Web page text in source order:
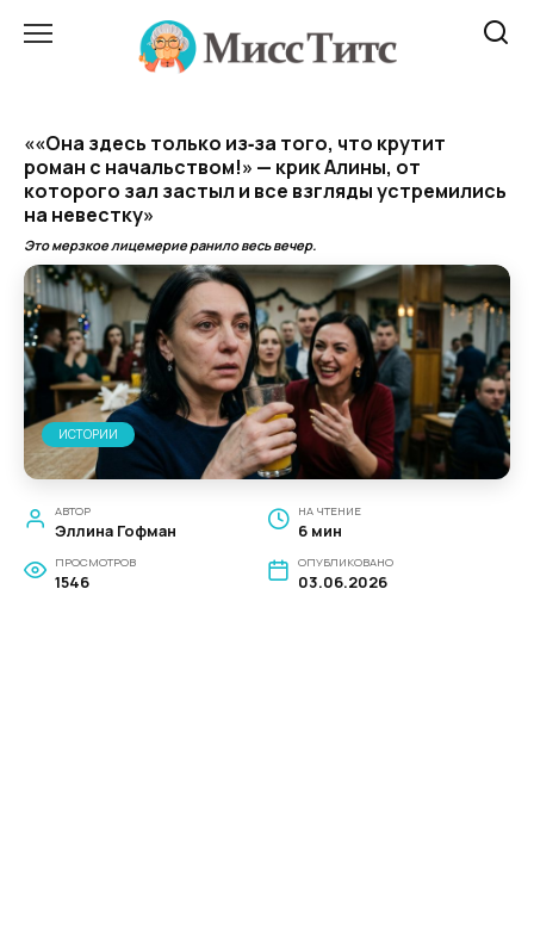
««Она здесь только из‑за того, что крутит
роман с начальством!» — крик Алины, от
которого зал застыл и все взгляды устремились
на невестку»
Это мерзкое лицемерие ранило весь вечер.
ИСТОРИИ
АВТОР
Эллина Гофман
НА ЧТЕНИЕ
6 мин
ПРОСМОТРОВ
1546
ОПУБЛИКОВАНО
03.06.2026